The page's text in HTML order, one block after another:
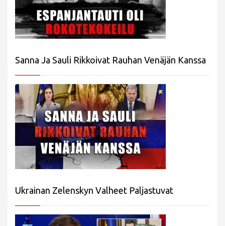
Sanna Ja Sauli Rikkoivat Rauhan Venäjän Kanssa
Ukrainan Zelenskyn Valheet Paljastuvat